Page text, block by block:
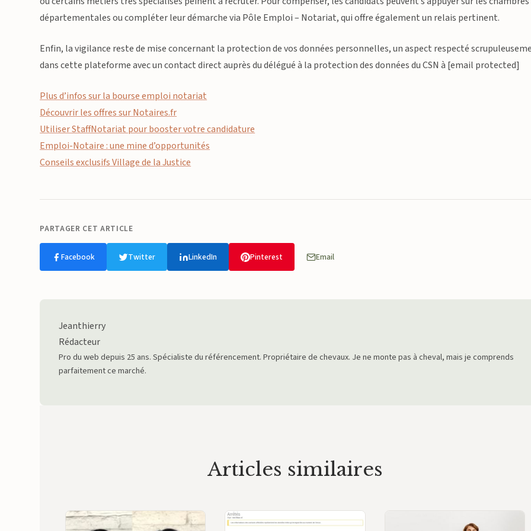
départementales ou compléter leur démarche via Pôle Emploi – Notariat, qui offre également un relais pertinent.
Enfin, la vigilance reste de mise concernant la protection de vos données personnelles, un aspect respecté
dans cette plateforme avec un contact direct auprès du délégué à la protection des données du CSN à [email protected]
Plus d’infos sur la bourse emploi notariat
Découvrir les offres sur Notaires.fr
Utiliser StaffNotariat pour booster votre candidature
Emploi-Notaire : une mine d’opportunités
Conseils exclusifs Village de la Justice
PARTAGER CET ARTICLE
Facebook Twitter LinkedIn Pinterest Email
Jeanthierry
Rédacteur
Pro du web depuis 25 ans. Spécialiste du référencement. Propriétaire de chevaux. Je ne monte pas à cheval, mais je comprends
parfaitement ce marché.
Articles similaires